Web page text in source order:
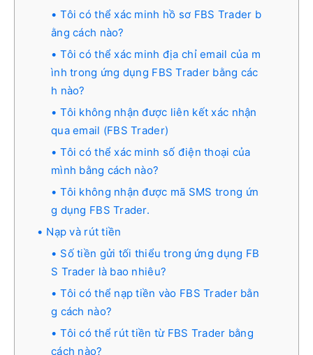
Tôi có thể xác minh hồ sơ FBS Trader b
ằng cách nào?
Tôi có thể xác minh địa chỉ email của m
ình trong ứng dụng FBS Trader bằng các
h nào?
Tôi không nhận được liên kết xác nhận
qua email (FBS Trader)
Tôi có thể xác minh số điện thoại của
mình bằng cách nào?
Tôi không nhận được mã SMS trong ứn
g dụng FBS Trader.
Nạp và rút tiền
Số tiền gửi tối thiểu trong ứng dụng FB
S Trader là bao nhiêu?
Tôi có thể nạp tiền vào FBS Trader bằn
g cách nào?
Tôi có thể rút tiền từ FBS Trader bằng
cách nào?